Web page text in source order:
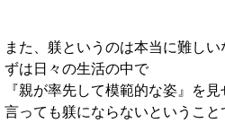
また、躾というのは本当に難し
ずは日々の生活の中で
『親が率先して模範的な姿』を
言っても躾にならないということ